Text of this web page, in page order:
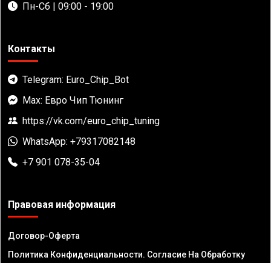
Пн-Сб | 09:00 - 19:00
Контакты
Telegram: Euro_Chip_Bot
Max: Евро Чип Тюнинг
https://vk.com/euro_chip_tuning
WhatsApp: +79317082148
+7 901 078-35-04
Правовая информация
Договор-Оферта
Политика Конфиденциальности. Согласие На Обработку